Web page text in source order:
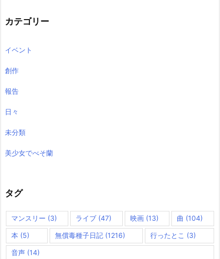
ブ
カテゴリー
イベント
創作
報告
日々
未分類
美少女でべそ蘭
タグ
マンスリー (3) ライブ(47) 映画(13) 曲 (104)
本 (5) 無償毒種子日記(1216) 行ったとこ (3)
音声 (14)